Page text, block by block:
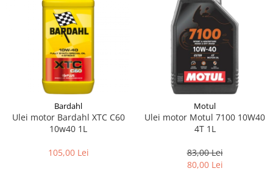
Bardahl
Ulei motor Bardahl XTC C60
10w40 1L
105,00 Lei
Motul
Ulei motor Motul 7100 10W40
4T 1L
83,00 Lei
80,00 Lei